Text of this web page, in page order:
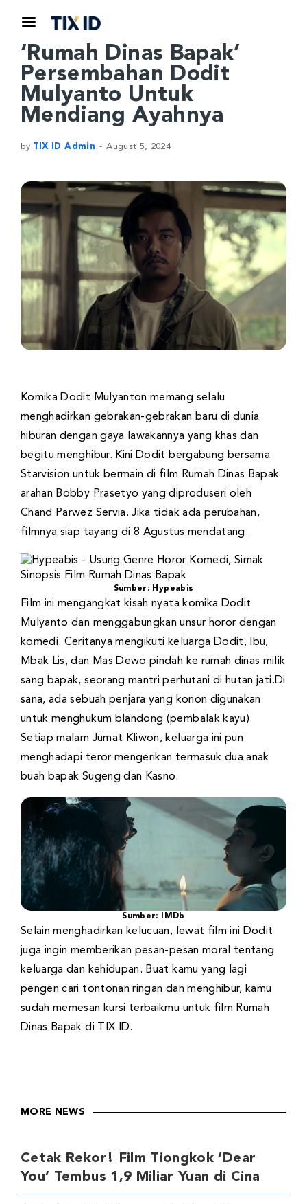
‘Rumah Dinas Bapak’
Persembahan Dodit
Mulyanto Untuk
Mendiang Ayahnya
by TIX ID Admin August 5, 2024
Komika Dodit Mulyanton memang selalu
menghadirkan gebrakan-gebrakan baru di dunia
hiburan dengan gaya lawakannya yang khas dan
begitu menghibur. Kini Dodit bergabung bersama
Starvision untuk bermain di film Rumah Dinas Bapak
arahan Bobby Prasetyo yang diproduseri oleh
Chand Parwez Servia. Jika tidak ada perubahan,
filmnya siap tayang di 8 Agustus mendatang.
Sumber: Hypeabis
Film ini mengangkat kisah nyata komika Dodit
Mulyanto dan menggabungkan unsur horor dengan
komedi. Ceritanya mengikuti keluarga Dodit, Ibu,
Mbak Lis, dan Mas Dewo pindah ke rumah dinas milik
sang bapak, seorang mantri perhutani di hutan jati.Di
sana, ada sebuah penjara yang konon digunakan
untuk menghukum blandong (pembalak kayu).
Setiap malam Jumat Kliwon, keluarga ini pun
menghadapi teror mengerikan termasuk dua anak
buah bapak Sugeng dan Kasno.
Sumber: IMDb
Selain menghadirkan kelucuan, lewat film ini Dodit
juga ingin memberikan pesan-pesan moral tentang
keluarga dan kehidupan. Buat kamu yang lagi
pengen cari tontonan ringan dan menghibur, kamu
sudah memesan kursi terbaikmu untuk film Rumah
Dinas Bapak di TIX ID.
MORE NEWS
Cetak Rekor! Film Tiongkok ‘Dear
You’ Tembus 1,9 Miliar Yuan di Cina